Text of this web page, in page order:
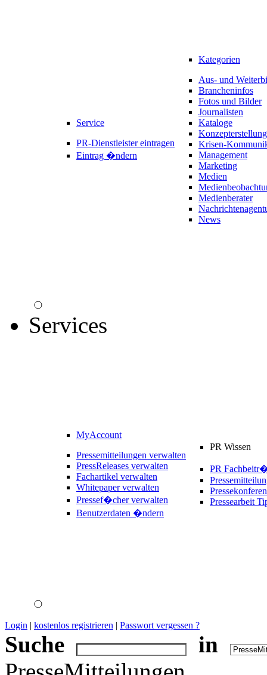
Service
PR-Dienstleister eintragen
Eintrag �ndern
Kategorien
Aus- und
Brancheninfos
Fotos und Bilder
Journalisten
Kataloge
Konzepterstellung
Krisen-
Management
Marketing
Medien
Medienberater
News
Services
MyAccount
Pressemitteilungen verwalten
PressReleases verwalten
Fachartikel verwalten
Whitepaper verwalten
Pressef�cher verwalten
Benutzerdaten �ndern
PR Wissen
PR
Pressearbeit
Login | kostenlos registrieren | Passwort vergessen ?
Suche
in